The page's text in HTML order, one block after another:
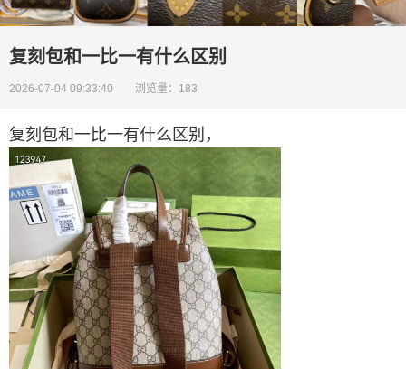
复刻包和一比一有什么区别
2026-07-04 09:33:40 浏览量：183
复刻包和一比一有什么区别 ，